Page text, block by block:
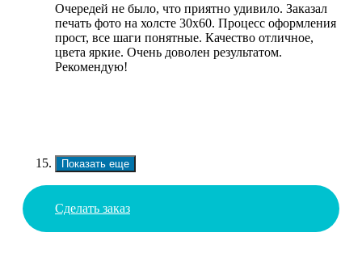
Очередей не было, что приятно удивило. Заказал
печать фото на холсте 30х60. Процесс оформления
прост, все шаги понятные. Качество отличное,
цвета яркие. Очень доволен результатом.
Рекомендую!
Показать еще
Сделать заказ